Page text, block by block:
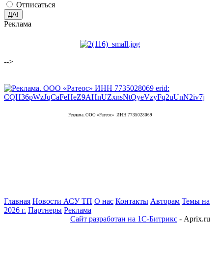
Отписаться
Реклама
-->
Реклама. ООО «Ратеос» ИНН 7735028069
Главная Новости АСУ ТП О нас Контакты Авторам Темы на
2026 г. Партнеры Реклама
Сайт разработан на 1С-Битрикс - Aprix.ru